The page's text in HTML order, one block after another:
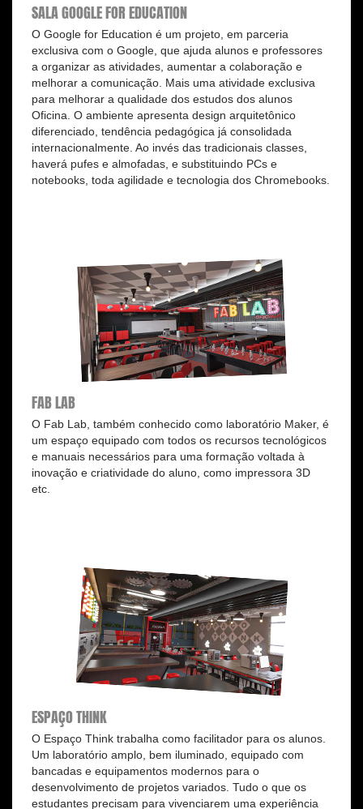
SALA GOOGLE FOR EDUCATION
O Google for Education é um projeto, em parceria
exclusiva com o Google, que ajuda alunos e professores
a organizar as atividades, aumentar a colaboração e
melhorar a comunicação. Mais uma atividade exclusiva
para melhorar a qualidade dos estudos dos alunos
Oficina. O ambiente apresenta design arquitetônico
diferenciado, tendência pedagógica já consolidada
internacionalmente. Ao invés das tradicionais classes,
haverá pufes e almofadas, e substituindo PCs e
notebooks, toda agilidade e tecnologia dos Chromebooks.
FAB LAB
O Fab Lab, também conhecido como laboratório Maker, é
um espaço equipado com todos os recursos tecnológicos
e manuais necessários para uma formação voltada à
inovação e criatividade do aluno, como impressora 3D
etc.
ESPAÇO THINK
O Espaço Think trabalha como facilitador para os alunos.
Um laboratório amplo, bem iluminado, equipado com
bancadas e equipamentos modernos para o
desenvolvimento de projetos variados. Tudo o que os
estudantes precisam para vivenciarem uma experiência